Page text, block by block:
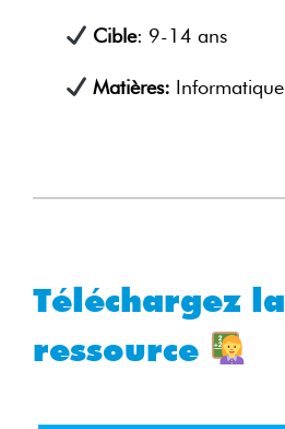
Cible: 9-14 ans
Matières: Informatique
Téléchargez la
ressource